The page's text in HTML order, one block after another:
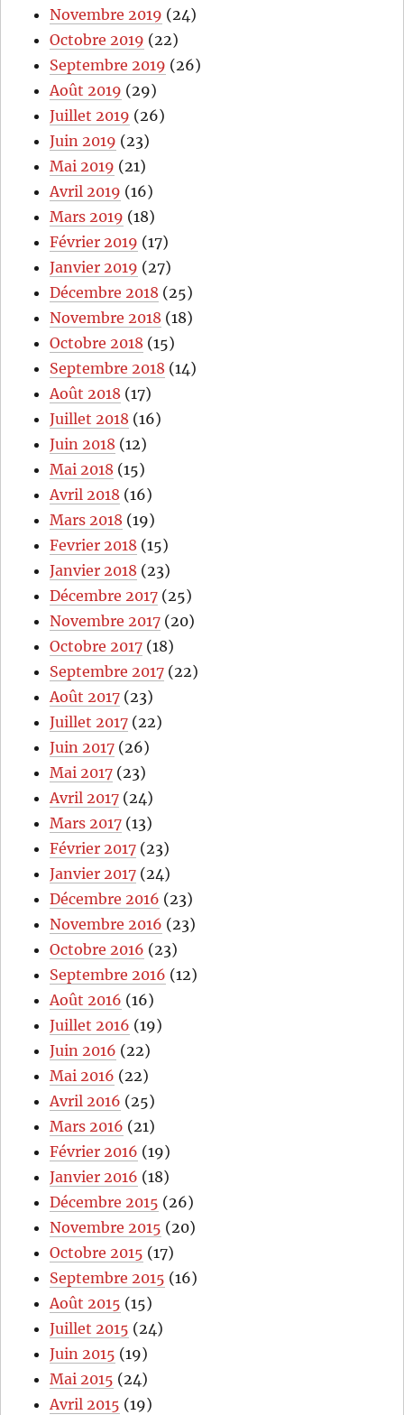
Novembre 2019 (24)
Octobre 2019 (22)
Septembre 2019 (26)
Août 2019 (29)
Juillet 2019 (26)
Juin 2019 (23)
Mai 2019 (21)
Avril 2019 (16)
Mars 2019 (18)
Février 2019 (17)
Janvier 2019 (27)
Décembre 2018 (25)
Novembre 2018 (18)
Octobre 2018 (15)
Septembre 2018 (14)
Août 2018 (17)
Juillet 2018 (16)
Juin 2018 (12)
Mai 2018 (15)
Avril 2018 (16)
Mars 2018 (19)
Fevrier 2018 (15)
Janvier 2018 (23)
Décembre 2017 (25)
Novembre 2017 (20)
Octobre 2017 (18)
Septembre 2017 (22)
Août 2017 (23)
Juillet 2017 (22)
Juin 2017 (26)
Mai 2017 (23)
Avril 2017 (24)
Mars 2017 (13)
Février 2017 (23)
Janvier 2017 (24)
Décembre 2016 (23)
Novembre 2016 (23)
Octobre 2016 (23)
Septembre 2016 (12)
Août 2016 (16)
Juillet 2016 (19)
Juin 2016 (22)
Mai 2016 (22)
Avril 2016 (25)
Mars 2016 (21)
Février 2016 (19)
Janvier 2016 (18)
Décembre 2015 (26)
Novembre 2015 (20)
Octobre 2015 (17)
Septembre 2015 (16)
Août 2015 (15)
Juillet 2015 (24)
Juin 2015 (19)
Mai 2015 (24)
Avril 2015 (19)